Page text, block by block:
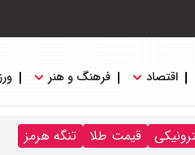
اقتصاد فرهنگ و هنر
قیمت طلا تنگه هرمز